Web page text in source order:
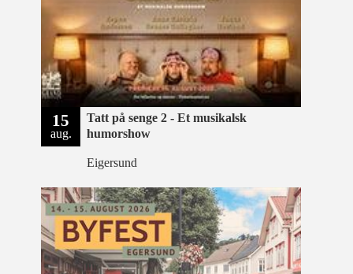
15
aug.
Tatt på senge 2 - Et musikalsk
humorshow
Eigersund